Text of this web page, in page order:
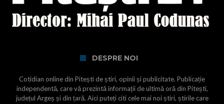
DESPRE NOI
Cotidian online din Pitești de știri, opinii și publicitate. Publicație
independentă, care vă prezintă informații de ultimă oră din Pitești,
județul Argeș și din țară. Aici puteți citi cele mai noi știri, știrile care